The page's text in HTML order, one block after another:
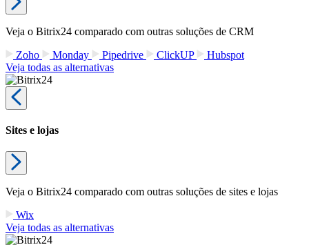
Veja o Bitrix24 comparado com outras soluções de CRM
Zoho
Monday Pipedrive ClickUP
Hubspot
Veja todas as alternativas
Sites e lojas
Veja o Bitrix24 comparado com outras soluções de sites e lojas
Wix
Veja todas as alternativas